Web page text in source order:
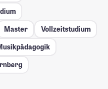
Master
Vollzeitstudium